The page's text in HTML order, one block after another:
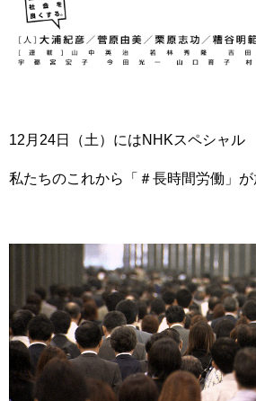
12月24日（土）にはNHKスペシャル
私たちのこれから「＃長時間労働」が